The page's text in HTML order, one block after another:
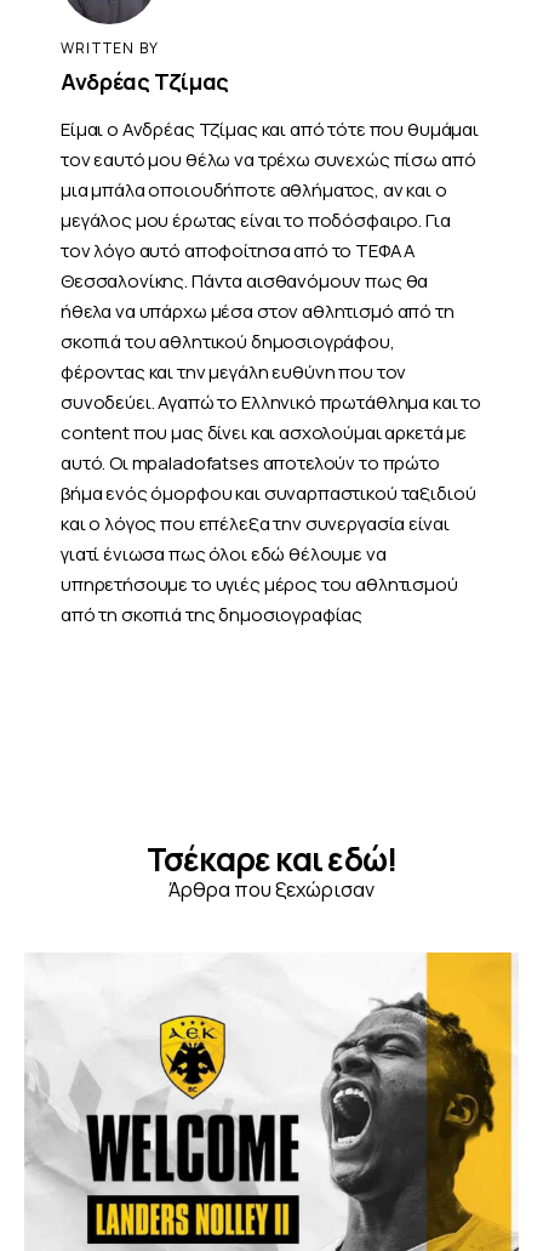
WRITTEN BY
Ανδρέας Τζίμας
Είμαι ο Ανδρέας Τζίμας και από τότε που θυμάμαι
τον εαυτό μου θέλω να τρέχω συνεχώς πίσω από
μια μπάλα οποιουδήποτε αθλήματος, αν και ο
μεγάλος μου έρωτας είναι το ποδόσφαιρο. Για
τον λόγο αυτό αποφοίτησα από το ΤΕΦΑΑ
Θεσσαλονίκης. Πάντα αισθανόμουν πως θα
ήθελα να υπάρχω μέσα στον αθλητισμό από τη
σκοπιά του αθλητικού δημοσιογράφου,
φέροντας και την μεγάλη ευθύνη που τον
συνοδεύει. Αγαπώ το Ελληνικό πρωτάθλημα και το
content που μας δίνει και ασχολούμαι αρκετά με
αυτό. Οι mpaladofatses αποτελούν το πρώτο
βήμα ενός όμορφου και συναρπαστικού ταξιδιού
και ο λόγος που επέλεξα την συνεργασία είναι
γιατί ένιωσα πως όλοι εδώ θέλουμε να
υπηρετήσουμε το υγιές μέρος του αθλητισμού
από τη σκοπιά της δημοσιογραφίας
Τσέκαρε και εδώ!
Άρθρα που ξεχώρισαν